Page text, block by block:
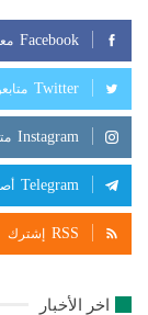
Facebook
Twitter
Instagram
Telegram
RSS إشترك
اخر الأخبار